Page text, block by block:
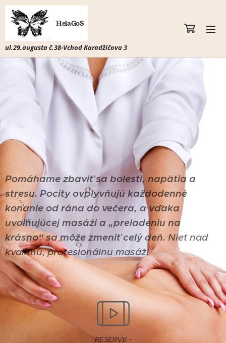
HelaGoS
ul.29.augusta č.38-Vchod Karadžičova 3
Pomáhame zbaviť sa bolesti, napätia a
stresu. Pocity ovplyvňujú každodenné
konanie od rána do večera, a vďaka
uvoľňujúcej masáži a „preladeniu na
krásno“ sa môže zmeniť celý deň. Niet nad
kvalitnú, profesionálnu masáž!
.
RESERVE -